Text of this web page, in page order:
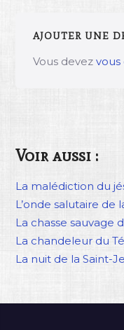
AJOUTER UNE
Vous devez
Voir aussi :
La malédiction du
L’onde salutaire de
La chasse sauvage
La chandeleur du
La nuit de la Saint-